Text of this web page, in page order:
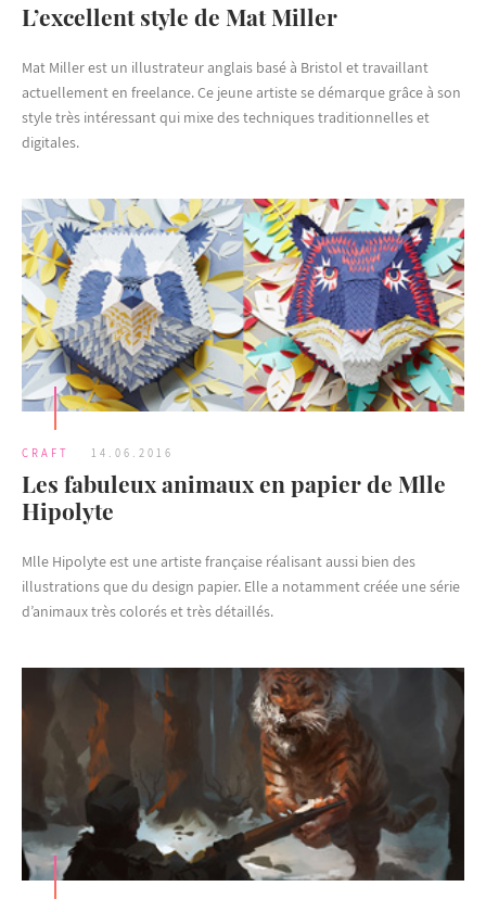
L’excellent style de Mat Miller
Mat Miller est un illustrateur anglais basé à Bristol et travaillant
actuellement en freelance. Ce jeune artiste se démarque grâce à son
style très intéressant qui mixe des techniques traditionnelles et
digitales.
CRAFT 14.06.2016
Les fabuleux animaux en papier de Mlle
Hipolyte
Mlle Hipolyte est une artiste française réalisant aussi bien des
illustrations que du design papier. Elle a notamment créée une série
d’animaux très colorés et très détaillés.